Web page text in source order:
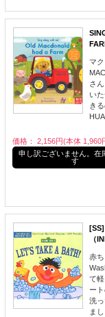
マ
さ
い
き
価格： 2,156円(本体 1,960
申し訳ございません。在
す
[SS]
（
赤
て
ー
洗
ま